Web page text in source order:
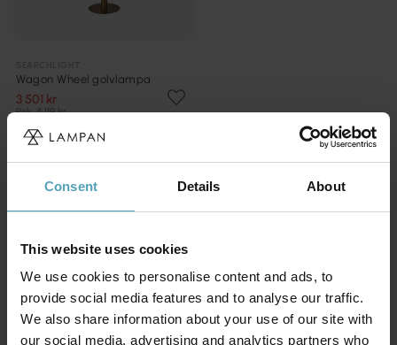
Consent Details About
This website uses cookies
We use cookies to personalise content and ads, to
provide social media features and to analyse our traffic.
We also share information about your use of our site with
our social media, advertising and analytics partners who
Wagon Wheel golvlampa
3 501 kr
Rek. 4 119 kr
Andra köpte även
KAMPANJ